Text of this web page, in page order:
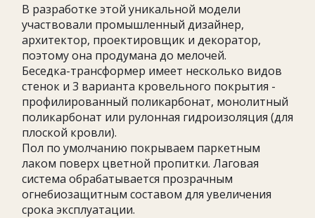
В разработке этой уникальной модели
участвовали промышленный дизайнер,
архитектор, проектировщик и декоратор,
поэтому она продумана до мелочей.
Беседка-трансформер имеет несколько видов
стенок и 3 варианта кровельного покрытия -
профилированный поликарбонат, монолитный
поликарбонат или рулонная гидроизоляция (для
плоской кровли).
Пол по умолчанию покрываем паркетным
лаком поверх цветной пропитки. Лаговая
система обрабатывается прозрачным
огнебиозащитным составом для увеличения
срока эксплуатации.